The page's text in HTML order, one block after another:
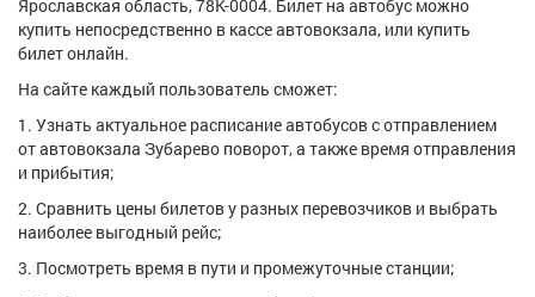
Ярославская область, 78К-0004. Билет на автобус можно
купить непосредственно в кассе автовокзала, или купить
билет онлайн.
На сайте каждый пользователь сможет:
1. Узнать актуальное расписание автобусов с отправлением
от автовокзала Зубарево поворот, а также время отправления
и прибытия;
2. Сравнить цены билетов у разных перевозчиков и выбрать
наиболее выгодный рейс;
3. Посмотреть время в пути и промежуточные станции;